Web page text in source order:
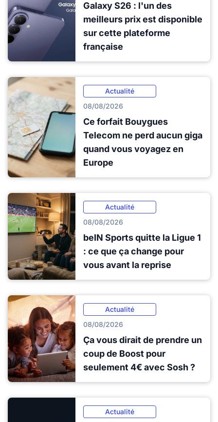
Galaxy S26 : l'un des
meilleurs prix est disponible
sur cette plateforme
française
Actualité
08/08/2026
Ce forfait Bouygues
Telecom ne perd aucun giga
quand vous voyagez en
Europe
Actualité
08/08/2026
beIN Sports quitte la Ligue 1
: ce que ça change pour
vous avant la reprise
Actualité
08/08/2026
Ça vous dirait de prendre un
coup de Boost pour
seulement 4€ avec Sosh ?
Actualité